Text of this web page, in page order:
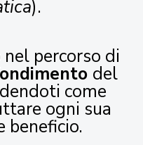
).
percorso di
del
come
ogni sua
beneficio.